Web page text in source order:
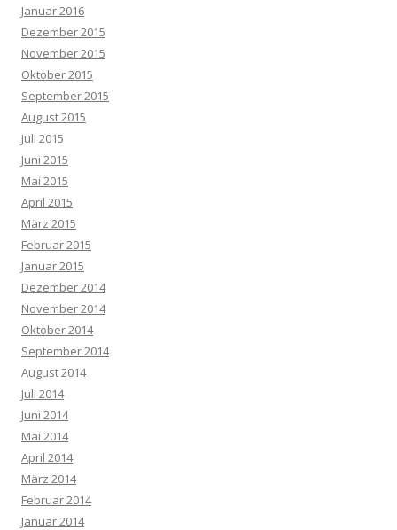
Januar 2016
Dezember 2015
November 2015
Oktober 2015
September 2015
August 2015
Juli 2015
Juni 2015
Mai 2015
April 2015
März 2015
Februar 2015
Januar 2015
Dezember 2014
November 2014
Oktober 2014
September 2014
August 2014
Juli 2014
Juni 2014
Mai 2014
April 2014
März 2014
Februar 2014
Januar 2014